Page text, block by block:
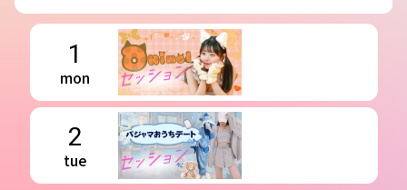
1
mon
2
tue